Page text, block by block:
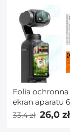
Folia ochronna
ekran aparatu
Kompatybilna z
Osmo Pocket 3,
33,4 zł 26,0 zł